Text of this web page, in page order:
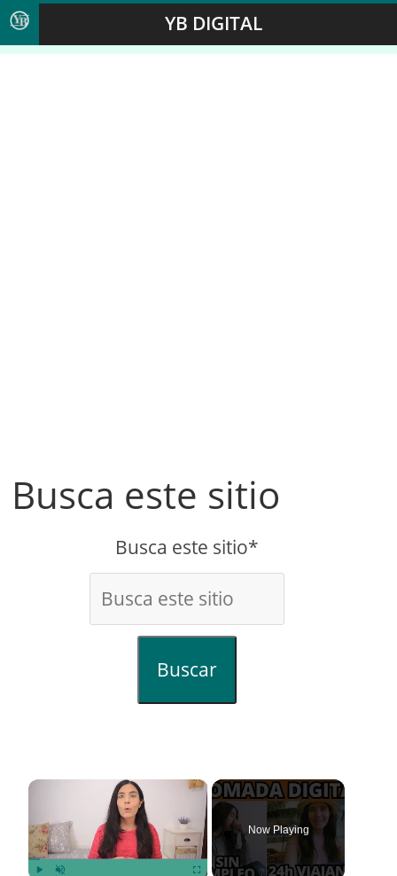
YB DIGITAL
Busca este sitio
Busca este sitio*
Buscar
×
Now Playing